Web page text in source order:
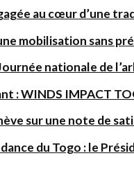
au cœur d’une
mobilisation sans
nationale de
: WINDS IMPACT
sur une note de
du Togo : le